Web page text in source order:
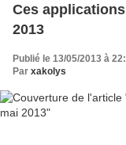
Ces
2013
Publié le 13/05/2013 à
Par xakolys